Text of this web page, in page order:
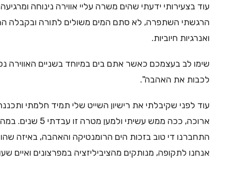
עוד בצעירותי ידעתי שהים משרה עליי אווירה נינוחה
הרגשתי השתפרה, לא סתם המים משולים לתורה ובקבלה הם
ואנרגיות חיוביות.
שימו לב בעצמכם כאשר אתם בים במיוחד בשניים האווירה
לכבות את האהבה".
עוד לפני שקיבלתי את רישיון השייט שלי תמיד חלמתי
ארוכה, ככה
התחברנו די טוב בזכות הים הרומנטיקה והאהבה, באיזה
אנחנו לתקופה, מנותקים מהציביליזציה במפרצונים ואיים